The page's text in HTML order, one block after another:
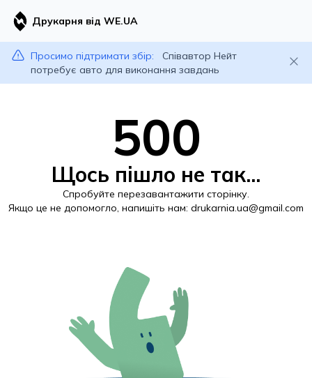
Друкарня від WE.UA
Просимо підтримати збір:
Співавтор Нейт
потребує авто для виконання завдань
500
Щось пішло не так...
Спробуйте перезавантажити сторінку.
Якщо це не допомогло, напишіть нам: drukarnia.ua@gmail.com